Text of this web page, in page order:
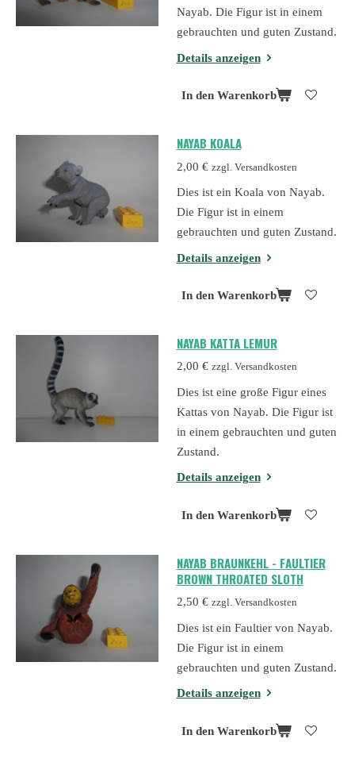
Nayab. Die Figur ist in einem
gebrauchten und guten Zustand.
Details anzeigen
In den Warenkorb
NAYAB KOALA
2,00 € zzgl. Versandkosten
Dies ist ein Koala von Nayab.
Die Figur ist in einem
gebrauchten und guten Zustand.
Details anzeigen
In den Warenkorb
NAYAB KATTA LEMUR
2,00 € zzgl. Versandkosten
Dies ist eine große Figur eines
Kattas von Nayab. Die Figur ist
in einem gebrauchten und guten
Zustand.
Details anzeigen
In den Warenkorb
NAYAB BRAUNKEHL - FAULTIER
BROWN THROATED SLOTH
2,50 € zzgl. Versandkosten
Dies ist ein Faultier von Nayab.
Die Figur ist in einem
gebrauchten und guten Zustand.
Details anzeigen
In den Warenkorb